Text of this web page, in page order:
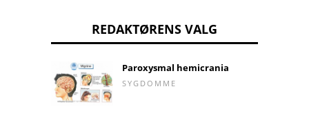
REDAKTØRENS VALG
Paroxysmal hemicrania
SYGDOMME